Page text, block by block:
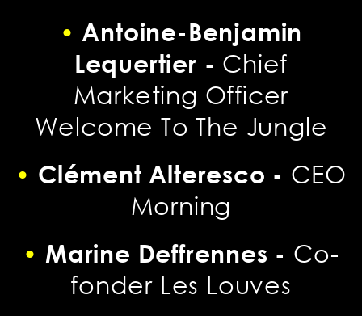
• Antoine-Benjamin
Lequertier - Chief
Marketing Officer
Welcome To The Jungle
• Clément Alteresco - CEO
Morning
• Marine Deffrennes - Co-
fonder Les Louves